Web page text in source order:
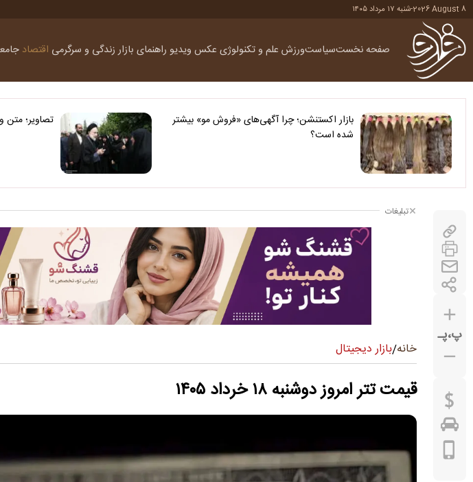
2026 August 8
-شنبه ۱۷ مرداد ۱۴۰۵
صفحه نخستسیاستورزش علم و تکنولوژی عکس ویدیو راهنمای بازارزندگی و سرگرمی اقتصاد
بازار اکستنشن؛ چرا آگهی‌های «فروش مو» بیشتر
شده است؟
تصاویر؛ متن
پ،پـ
تبلیغات
خانه/بازار دیجیتال
قیمت تتر امروز دوشنبه ۱۸ خرداد ۱۴۰۵